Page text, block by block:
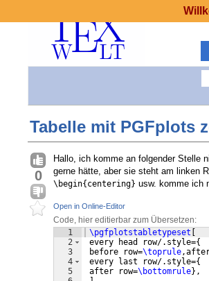
Tabelle mit PGFplots
0
Hallo, ich komme an folgender Stelle
gerne hätte, aber sie steht am linken
\begin{centering} usw. komme ich
Open in Online-Editor
Code, hier editierbar zum Übersetzen:
1
2
3
4
5
\pgfplotstabletypeset
every head row/.style={
before row=\toprule
every last row/.style={
after row=\bottomrule} ,